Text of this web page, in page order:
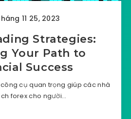
11 25, 2023
Strategies:
Your Path to
Success
công cụ quan trọng giúp các nhà
forex cho người…